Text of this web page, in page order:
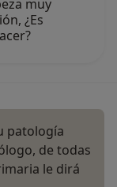
muy
¿Es
patología
de todas
le dirá